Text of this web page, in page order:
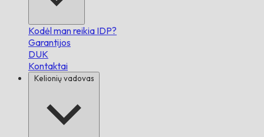
Kodėl man reikia IDP?
Garantijos
DUK
Kontaktai
Kelionių vadovas